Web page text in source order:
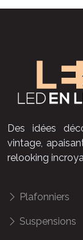
Des idées
vintage,
relooking
Plafonniers
Suspensions